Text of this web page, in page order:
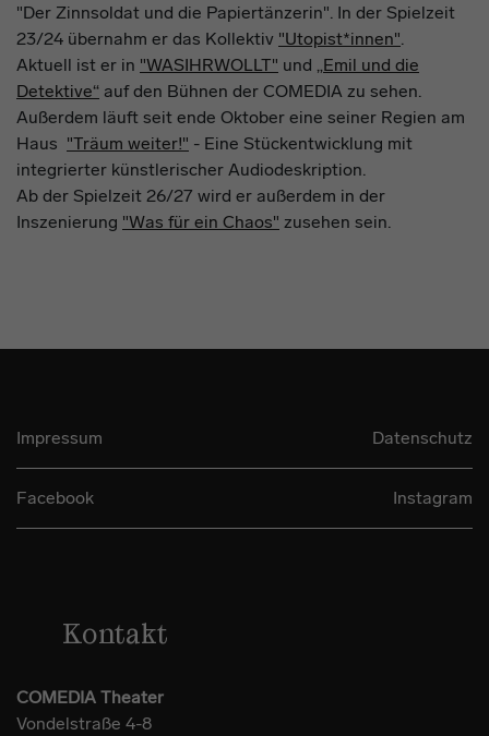
"Der Zinnsoldat und die Papiertänzerin". In der Spielzeit
23/24 übernahm er das Kollektiv "Utopist*innen"
Aktuell ist er in "WASIHRWOLLT" und
„Emil und die
Detektive“ auf den Bühnen der COMEDIA zu sehen.
Außerdem läuft seit ende Oktober eine seiner Regien am
Haus "Träum weiter!" - Eine Stückentwicklung mit
integrierter künstlerischer Audiodeskription.
Ab der Spielzeit 26/27 wird er außerdem in der
Inszenierung "Was für ein Chaos" zusehen sein.
Impressum Datenschutz
Facebook Instagram
Kontakt
COMEDIA Theater
Vondelstraße 4-8